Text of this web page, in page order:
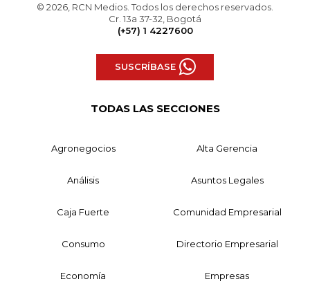
© 2026, RCN Medios. Todos los derechos reservados.
Cr. 13a 37-32, Bogotá
(+57) 1 4227600
SUSCRÍBASE
TODAS LAS SECCIONES
Agronegocios Alta Gerencia
Análisis Asuntos Legales
Caja Fuerte Comunidad Empresarial
Consumo Directorio Empresarial
Economía Empresas